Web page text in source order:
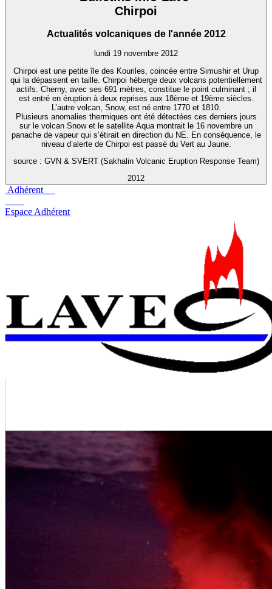
Chirpoi
Actualités volcaniques de l'année 2012
lundi 19 novembre 2012
Chirpoi est une petite île des Kouriles, coincée entre Simushir et Urup
qui la dépassent en taille. Chirpoi héberge deux volcans potentiellement
actifs. Cherny, avec ses 691 mètres, constitue le point culminant ; il
est entré en éruption à deux reprises aux 18ème et 19ème siècles.
L’autre volcan, Snow, est né entre 1770 et 1810.
Plusieurs anomalies thermiques ont été détectées ces derniers jours
sur le volcan Snow et le satellite Aqua montrait le 16 novembre un
panache de vapeur qui s’étirait en direction du NE. En conséquence, le
niveau d’alerte de Chirpoi est passé du Vert au Jaune.
source : GVN & SVERT (Sakhalin Volcanic Eruption Response Team)
2012
Adhérent
Espace Adhérent